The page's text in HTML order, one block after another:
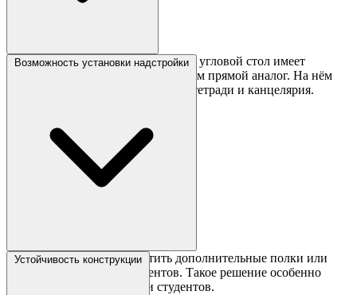
Несмотря на компактные размеры, угловой стол имеет
большую рабочую поверхность, чем прямой аналог. На нём
умещаются монитор, клавиатура, тетради и канцелярия.
Возможность установки надстройки
Над столом можно разместить дополнительные полки или
стеллаж для книг и документов. Такое решение особенно
популярно у школьников и студентов.
Устойчивость конструкции